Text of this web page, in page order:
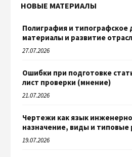
НОВЫЕ МАТЕРИАЛЫ
Полиграфия и типографское
материалы и развитие
27.07.2026
Ошибки при подготовке
лист проверки (мнение)
21.07.2026
Чертежи как язык
назначение, виды и
19.07.2026